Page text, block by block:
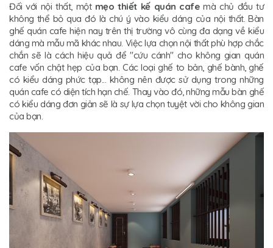
Đối với nội thất, một mẹo thiết kế quán cafemà chủ đầu tư
không thể bỏ qua đó là chú ý vào kiểu dáng của nội thất. Bàn
ghế quán cafe hiện nay trên thị trường vô cùng đa dạng về kiểu
dáng mà mẫu mã khác nhau. Việc lựa chọn nội thất phù hợp chắc
chắn sẽ là cách hiệu quả để "cứu cánh" cho không gian quán
cafe vốn chật hẹp của bạn. Các loại ghế to bản, ghế bành, ghế
có kiểu dáng phức tạp... không nên được sử dụng trong những
quán cafe có diện tích hạn chế. Thay vào đó, những mẫu bàn ghế
có kiểu dáng đơn giản sẽ là sự lựa chọn tuyệt vời cho không gian
của bạn.